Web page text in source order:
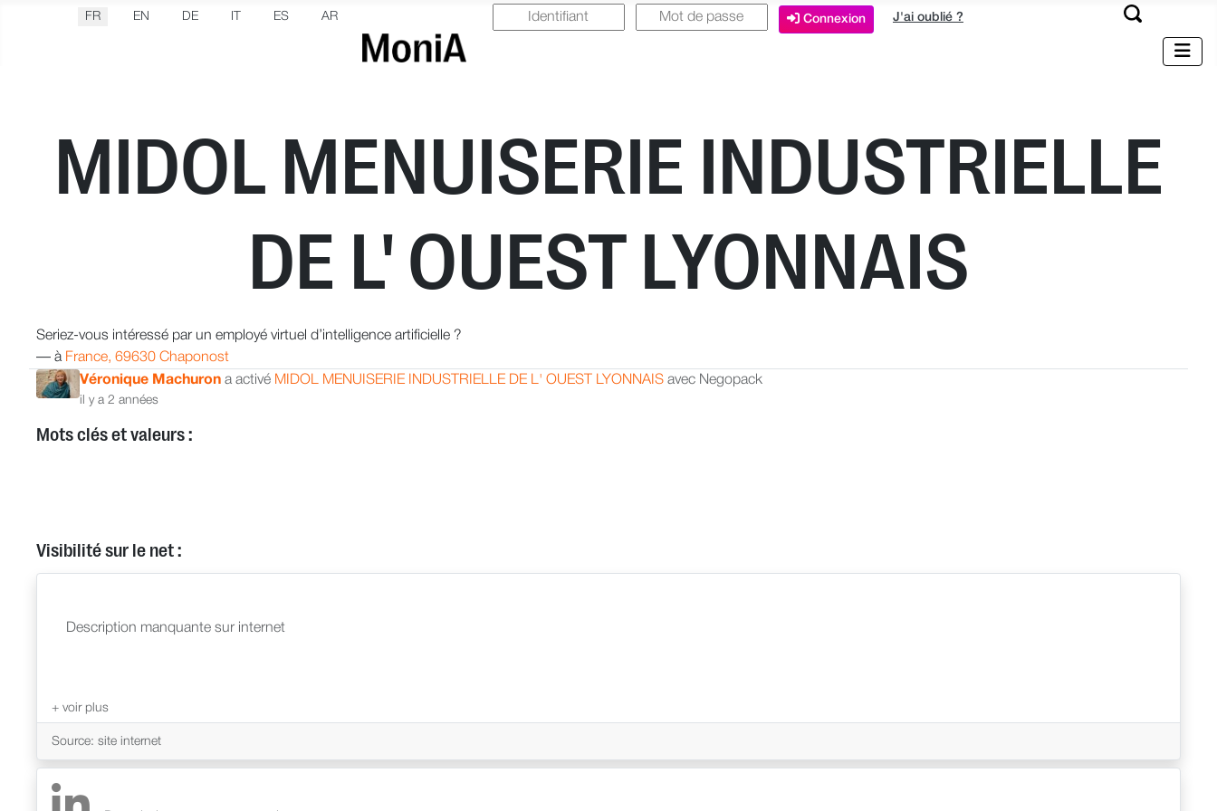
Sélectionnez votre langue
FR EN DE ES AR Connexion J'ai oublié ?
Véronique Machuron a activé MIDOL MENUISERIE INDUSTRIELLE DE L' OUEST LYONNAIS avec Negopack
il y a 2 années
MIDOL MENUISERIE INDUSTRIELLE
DE L' OUEST LYONNAIS
Seriez-vous intéressé par un employé virtuel d’intelligence artificielle ?
— à France, 69630 Chaponost
Mots clés et valeurs :
Visibilité sur le net :
Description manquante sur internet
Source: site internet